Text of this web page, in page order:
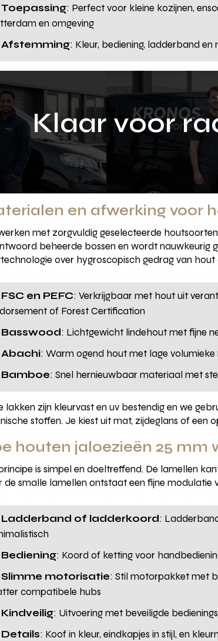
Toepassing: Perfect voor kleine kozijnen,
en omgeving
Afstemming: Kleur, bediening, ladderband
Klaar voor
en afwerking voor
met zorgvuldig geselecteerde
beheerde bossen en wordt nauwkeurig
over hygroscopisch gedrag van
FSC en PEFC: Verkrijgbaar met hout uit
of Forest Certification
Basswood: Lichtgewicht lindehout met fijne
Abachi: Warm ogend hout met lage
Bamboe: Snel hernieuwbaar materiaal met
lakken zijn kleurvast en uv bestendig en we
stoffen. Je kiest uit mat, zijdeglans of
houten jaloezieën 25 mm
is simpel en doeltreffend. De lamellen
de smalle lamellen ontstaat een fijne modulatie
Ladderband of ladderkoord:
Bediening: Koord of ketting voor
Slimme motorisatie: Stil motorpakket met
compatibele hubs
Kindveilig: Uitvoering met beveiligde
Details: Koof in kleur, eindkapjes in stijl, en